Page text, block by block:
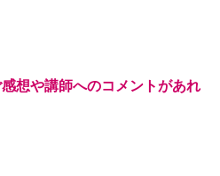
想や講師へのコメントがあれ